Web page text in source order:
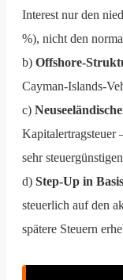
Interest nur den
%), nicht den
b) Offshore-
Cayman-Islands-
c)
Kapitalertragsteuer
sehr
d) Step-Up in
steuerlich auf den
spätere Steuern